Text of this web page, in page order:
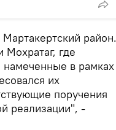
район.
где
в рамках
их
поручения
реализации", -